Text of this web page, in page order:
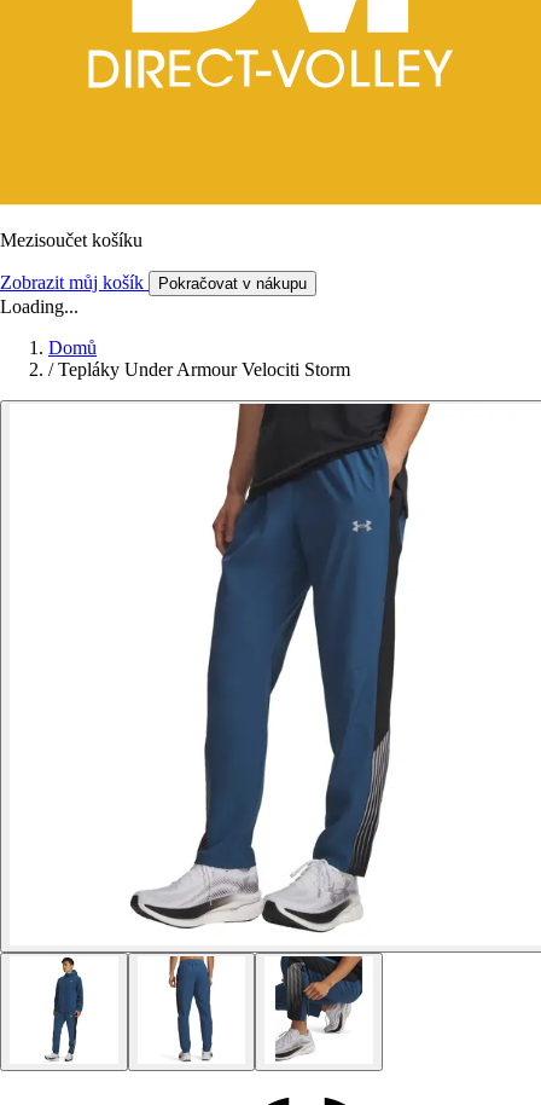
Mezisoučet košíku
Zobrazit můj košík Pokračovat v nákupu
Loading...
Domů
/ Tepláky Under Armour Velociti Storm